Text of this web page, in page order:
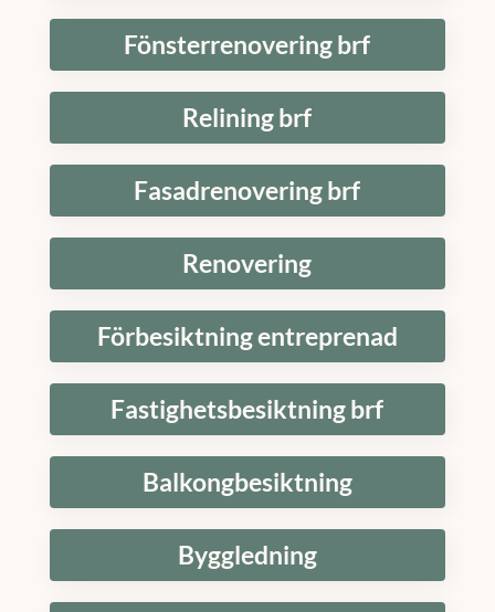
Fönsterrenovering brf
Relining brf
Fasadrenovering brf
Renovering
Förbesiktning entreprenad
Fastighetsbesiktning brf
Balkongbesiktning
Byggledning